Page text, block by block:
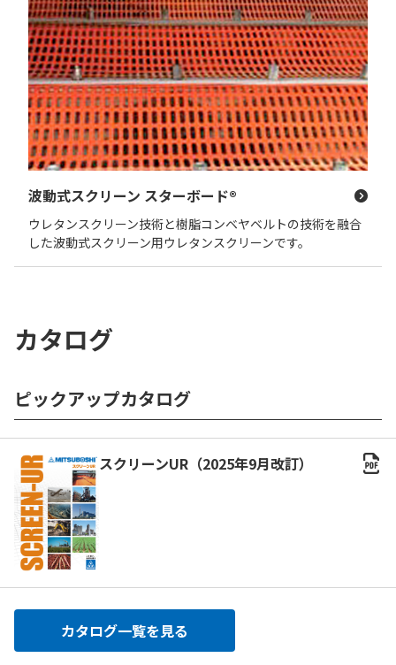
波動式スクリーン スターボード®
ウレタンスクリーン技術と樹脂コンベヤベルトの技術を融合
した波動式スクリーン用ウレタンスクリーンです。
カタログ
ピックアップカタログ
スクリーンUR（2025年9月改訂）
カタログ一覧を見る